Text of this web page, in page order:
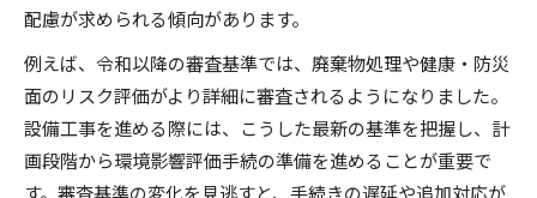
配慮が求められる傾向があります。
例えば、令和以降の審査基準では、廃棄物処理や健康・防災
面のリスク評価がより詳細に審査されるようになりました。
設備工事を進める際には、こうした最新の基準を把握し、計
画段階から環境影響評価手続の準備を進めることが重要で
す。審査基準の変化を見逃すと、手続きの遅延や追加対応が